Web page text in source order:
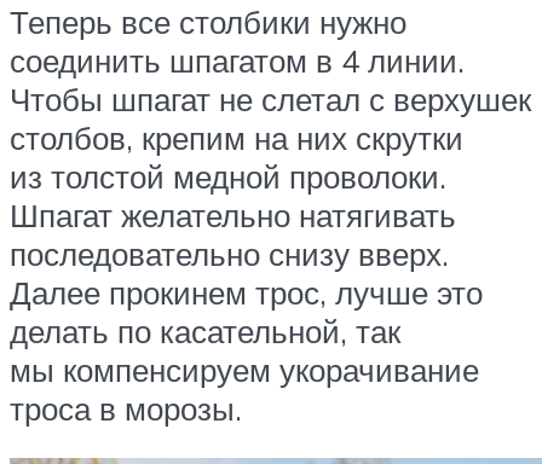
Теперь все столбики нужно
соединить шпагатом в 4 линии.
Чтобы шпагат не слетал с верхушек
столбов, крепим на них скрутки
из толстой медной проволоки.
Шпагат желательно натягивать
последовательно снизу вверх.
Далее прокинем трос, лучше это
делать по касательной, так
мы компенсируем укорачивание
троса в морозы.